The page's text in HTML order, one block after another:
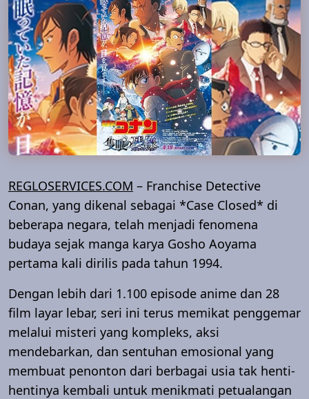
REGLOSERVICES.COM – Franchise Detective
Conan, yang dikenal sebagai *Case Closed* di
beberapa negara, telah menjadi fenomena
budaya sejak manga karya Gosho Aoyama
pertama kali dirilis pada tahun 1994.
Dengan lebih dari 1.100 episode anime dan 28
film layar lebar, seri ini terus memikat penggemar
melalui misteri yang kompleks, aksi
mendebarkan, dan sentuhan emosional yang
membuat penonton dari berbagai usia tak henti-
hentinya kembali untuk menikmati petualangan